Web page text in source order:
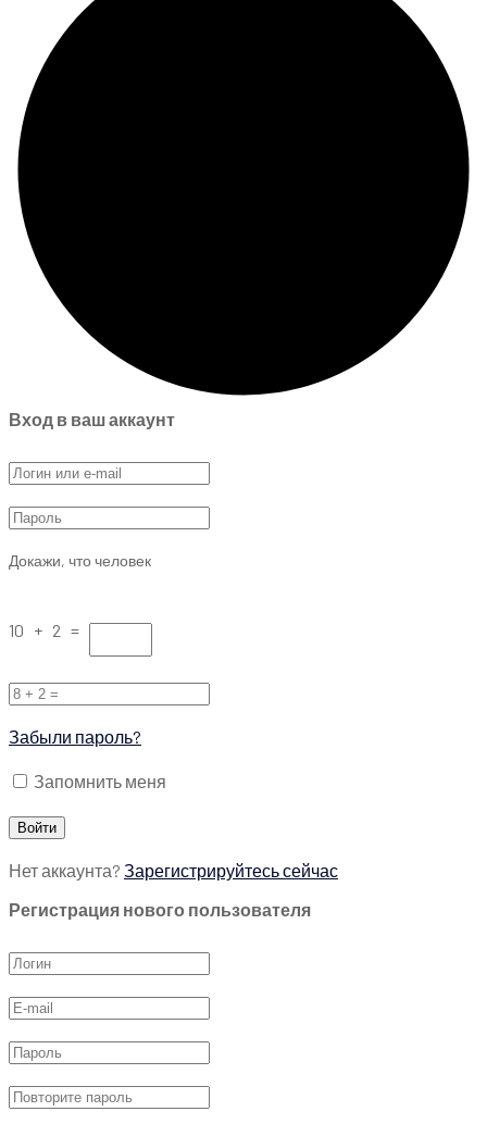
Вход в ваш аккаунт
Докажи, что человек
10 + 2 =
Забыли пароль?
Запомнить меня
Нет аккаунта? Зарегистрируйтесь сейчас
Регистрация нового пользователя